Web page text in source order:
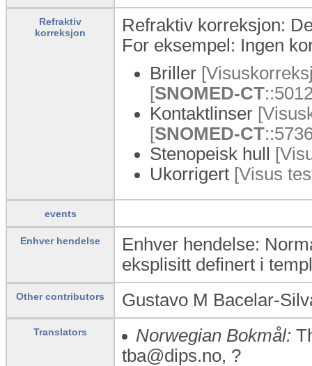
Refraktiv
korreksjon
Refraktiv korreksjon:
For eksempel: Ingen
Briller
[SNOMED-CT
Kontaktlinser
[SNOMED-CT
Stenopeisk hull
Ukorrigert [Visus
events
Enhver hendelse
Enhver hendelse:
eksplisitt definert i
Other contributors Gustavo M Bacelar-
Translators Norwegian Bokmål:
tba@dips.no, ?